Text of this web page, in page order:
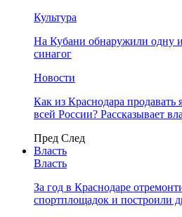
Культура
На Кубани обнаружили одну
синагог
Новости
Как из Краснодара продавать
всей России? Рассказывает
Пред След
Власть
Власть
За год в Краснодаре
спортплощадок и построили